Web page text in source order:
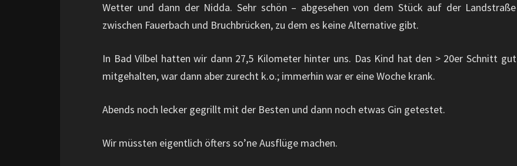
Wetter und dann der Nidda. Sehr schön – abgesehen von dem Stück auf der Landstraße
zwischen Fauerbach und Bruchbrücken, zu dem es keine Alternative gibt.
In Bad Vilbel hatten wir dann 27,5 Kilometer hinter uns. Das Kind hat den > 20er Schnitt gut
mitgehalten, war dann aber zurecht k.o.; immerhin war er eine Woche krank.
Abends noch lecker gegrillt mit der Besten und dann noch etwas Gin getestet.
Wir müssten eigentlich öfters so’ne Ausflüge machen.